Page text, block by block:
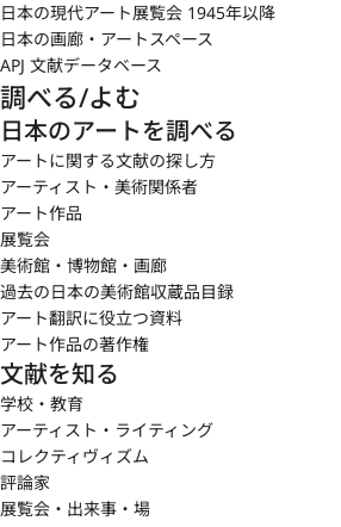
日本の現代アート展覧会 1945年以降
日本の画廊・アートスペース
APJ 文献データベース
調べる/よむ
日本のアートを調べる
アートに関する文献の探し方
アーティスト・美術関係者
アート作品
展覧会
美術館・博物館・画廊
過去の日本の美術館収蔵品目録
アート翻訳に役立つ資料
アート作品の著作権
文献を知る
学校・教育
アーティスト・ライティング
コレクティヴィズム
評論家
展覧会・出来事・場